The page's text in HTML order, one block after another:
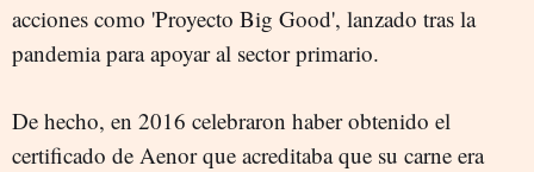
acciones como 'Proyecto Big Good', lanzado tras la
pandemia para apoyar al sector primario.
De hecho, en 2016 celebraron haber obtenido el
certificado de Aenor que acreditabaque su carne era